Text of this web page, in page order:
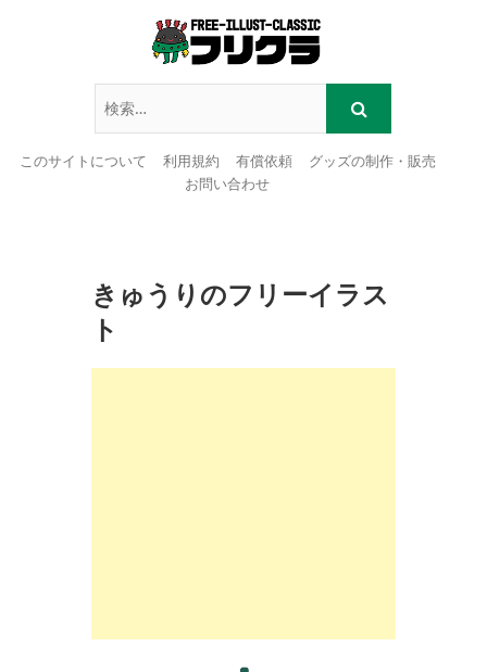
このサイトについて 利用規約 有償依頼
グッズの制作・販売
お問い合わせ
きゅうりのフリーイラス
ト